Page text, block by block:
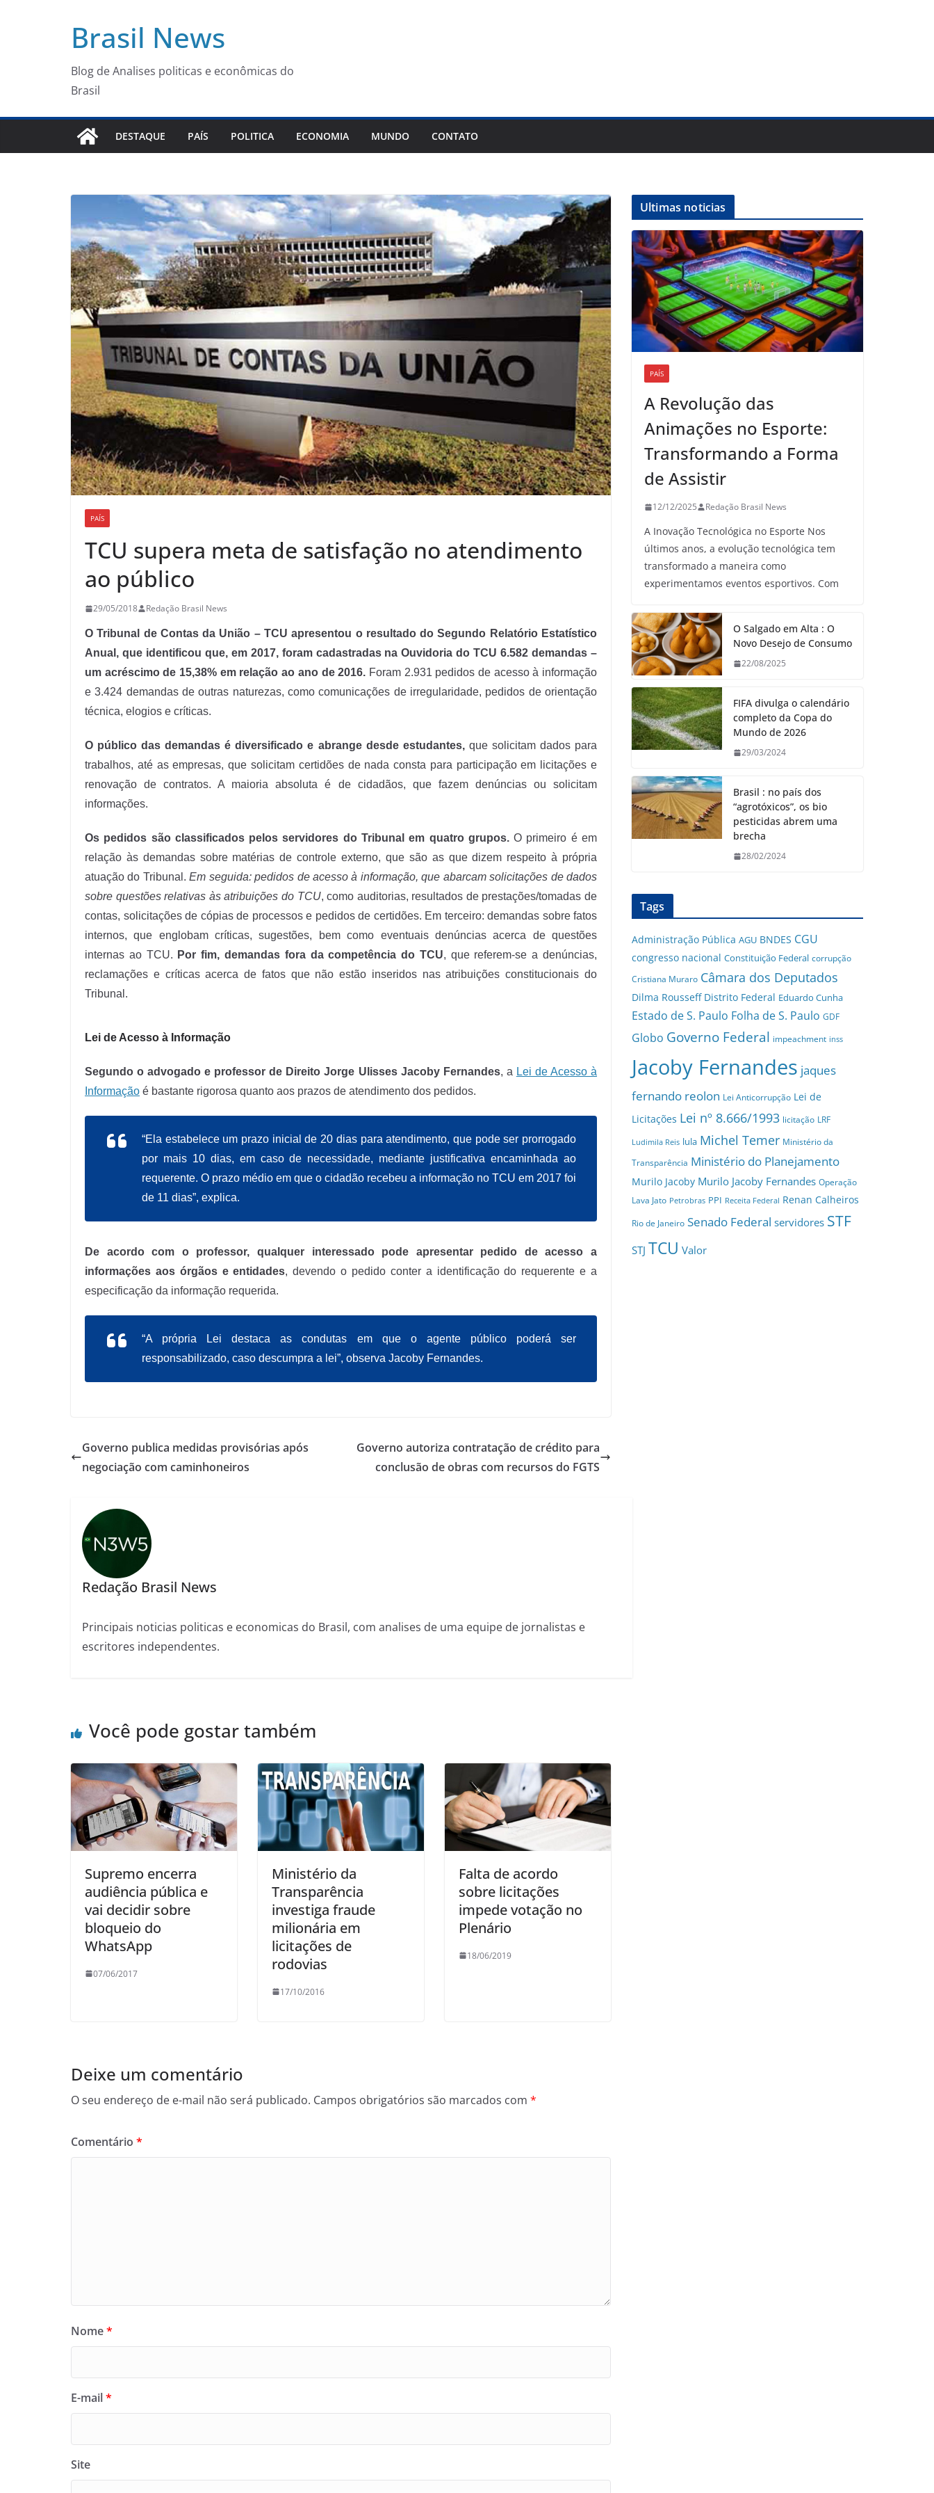
Brasil News
Blog de Analises politicas e econômicas do
Brasil
DESTAQUE PAÍS POLITICA ECONOMIA MUNDO CONTATO
PAÍS
TCU supera meta de satisfação no atendimento
ao público
29/05/2018 Redação Brasil News
O Tribunal de Contas da União – TCU apresentou o resultado do Segundo Relatório Estatístico
Anual, que identificou que, em 2017, foram cadastradas na Ouvidoria do TCU 6.582 demandas –
um acréscimo de 15,38% em relação ao ano de 2016. Foram 2.931 pedidos de acesso à informação
e 3.424 demandas de outras naturezas, como comunicações de irregularidade, pedidos de orientação
técnica, elogios e críticas.
O público das demandas é diversificado e abrange desde estudantes,que solicitam dados para
trabalhos, até as empresas, que solicitam certidões de nada consta para participação em licitações e
renovação de contratos. A maioria absoluta é de cidadãos, que fazem denúncias ou solicitam
informações.
Os pedidos são classificados pelos servidores do Tribunal em quatro grupos.O primeiro é em
relação às demandas sobre matérias de controle externo, que são as que dizem respeito à própria
atuação do Tribunal.Em seguida: pedidos de acesso à informação, que abarcam solicitações de dados
sobre questões relativas às atribuições do TCU, como auditorias, resultados de prestações/tomadas de
contas, solicitações de cópias de processos e pedidos de certidões. Em terceiro: demandas sobre fatos
internos, que englobam críticas, sugestões, bem como eventuais denúncias acerca de questões
internas ao TCU. Por fim, demandas fora da competência do TCU, que referem-se a denúncias,
reclamações e críticas acerca de fatos que não estão inseridos nas atribuições constitucionais do
Tribunal.
Lei de Acesso à Informação
Segundo o advogado e professor de Direito Jorge Ulisses Jacoby Fernandes, a Lei de Acesso à
Informação é bastante rigorosa quanto aos prazos de atendimento dos pedidos.
“Ela estabelece um prazo inicial de 20 dias para atendimento, que pode ser prorrogado
por mais 10 dias, em caso de necessidade, mediante justificativa encaminhada ao
requerente. O prazo médio em que o cidadão recebeu a informação no TCU em 2017 foi
de 11 dias”, explica.
De acordo com o professor, qualquer interessado pode apresentar pedido de acesso a
informações aos órgãos e entidades, devendo o pedido conter a identificação do requerente e a
especificação da informação requerida.
“A própria Lei destaca as condutas em que o agente público poderá ser
responsabilizado, caso descumpra a lei”, observa Jacoby Fernandes.
Governo publica medidas provisórias após
negociação com caminhoneiros
Governo autoriza contratação de crédito para
conclusão de obras com recursos do FGTS
Redação Brasil News
Principais noticias politicas e economicas do Brasil, com analises de uma equipe de jornalistas e
escritores independentes.
Você pode gostar também
Supremo encerra
audiência pública e
vai decidir sobre
bloqueio do
WhatsApp
07/06/2017
Ministério da
Transparência
investiga fraude
milionária em
licitações de
rodovias
17/10/2016
Falta de acordo
sobre licitações
impede votação no
Plenário
18/06/2019
Deixe um comentário
O seu endereço de e-mail não será publicado. Campos obrigatórios são marcados com *
Comentário *
Nome*
E-mail*
Site
Ultimas noticias
PAÍS
A Revolução das
Animações no Esporte:
Transformando a Forma
de Assistir
12/12/2025 Redação Brasil News
A Inovação Tecnológica no Esporte Nos
últimos anos, a evolução tecnológica tem
transformado a maneira como
experimentamos eventos esportivos. Com
O Salgado em Alta : O
Novo Desejo de Consumo
22/08/2025
FIFA divulga o calendário
completo da Copa do
Mundo de 2026
29/03/2024
Brasil : no país dos
“agrotóxicos”, os bio
pesticidas abrem uma
brecha
28/02/2024
Tags
Administração Pública AGU BNDES CGU
congresso nacional Constituição Federal corrupção
Cristiana Muraro Câmara dos Deputados
Dilma Rousseff Distrito Federal Eduardo Cunha
Estado de S. Paulo Folha de S. Paulo GDF
Globo Governo Federal impeachment inss
Jacoby Fernandes jaques
fernando reolon Lei Anticorrupção Lei de
Licitações Lei nº 8.666/1993 licitação LRF
Ludimila Reis lula Michel Temer Ministério da
Transparência Ministério do Planejamento
Murilo Jacoby Murilo Jacoby Fernandes Operação
Lava Jato Petrobras PPI Receita Federal Renan Calheiros
Rio de Janeiro Senado Federal servidores STF
STJ TCU Valor